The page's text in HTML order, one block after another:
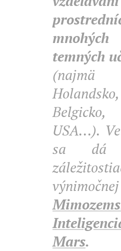
mnohých
temných
(najmä
Belgicko,
USA...).
sa dá
Mars.